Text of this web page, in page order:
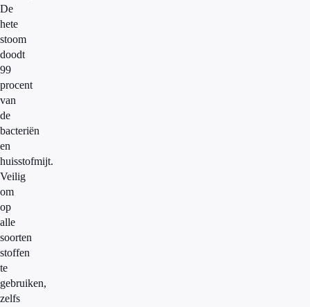
De
hete
stoom
doodt
99
procent
van
de
bacteriën
en
huisstofmijt.
Veilig
om
op
alle
soorten
stoffen
te
gebruiken,
zelfs